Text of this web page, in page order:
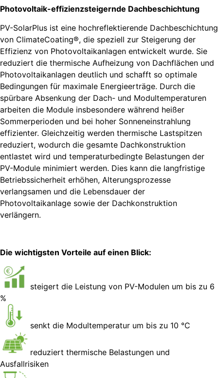
Photovoltaik-effizienzsteigernde Dachbeschichtung
PV-SolarPlus ist eine hochreflektierende Dachbeschichtung
von ClimateCoating®, die speziell zur Steigerung der
Effizienz von Photovoltaikanlagen entwickelt wurde. Sie
reduziert die thermische Aufheizung von Dachflächen und
Photovoltaikanlagen deutlich und schafft so optimale
Bedingungen für maximale Energieerträge. Durch die
spürbare Absenkung der Dach- und Modultemperaturen
arbeiten die Module insbesondere während heißer
Sommerperioden und bei hoher Sonneneinstrahlung
effizienter. Gleichzeitig werden thermische Lastspitzen
reduziert, wodurch die gesamte Dachkonstruktion
entlastet wird und temperaturbedingte Belastungen der
PV-Module minimiert werden. Dies kann die langfristige
Betriebssicherheit erhöhen, Alterungsprozesse
verlangsamen und die Lebensdauer der
Photovoltaikanlage sowie der Dachkonstruktion
verlängern.
Die wichtigsten Vorteile auf einen Blick:
steigert die Leistung von PV-Modulen um bis zu 6
%
senkt die Modultemperatur um bis zu 10 °C
reduziert thermische Belastungen und
Ausfallrisiken